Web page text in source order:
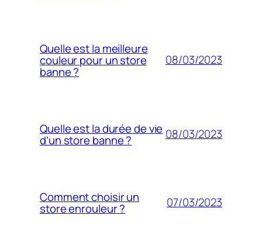
Quelle est la meilleure
couleur pour un store
banne ?
08/03/2023
Quelle est la durée de vie
d’un store banne ? 08/03/2023
Comment choisir un
store enrouleur ? 07/03/2023